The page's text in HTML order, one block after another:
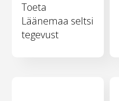
Toeta
Läänemaa seltsi
tegevust